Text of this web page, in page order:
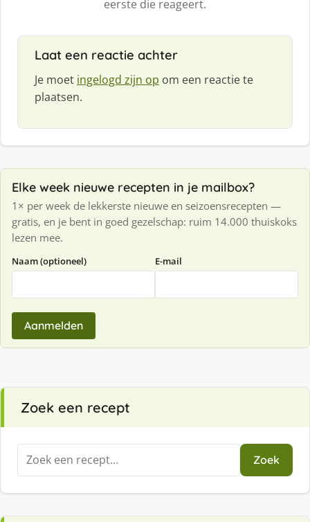
eerste die reageert.
Laat een reactie achter
Je moet ingelogd zijn op om een reactie te
plaatsen.
Elke week nieuwe recepten in je mailbox?
1× per week de lekkerste nieuwe en seizoensrecepten —
gratis, en je bent in goed gezelschap: ruim 14.000 thuiskoks
lezen mee.
Naam (optioneel) E-mail
Aanmelden
Zoek een recept
Zoeken
naar:
Zoek